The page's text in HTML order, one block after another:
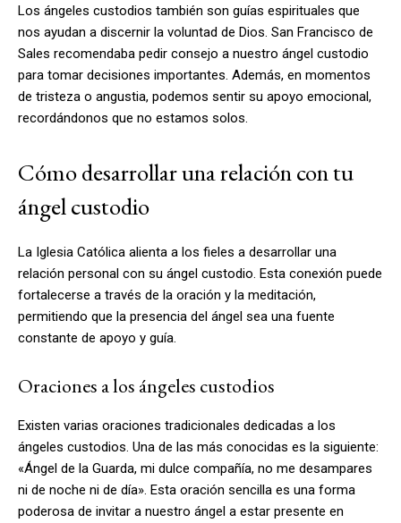
Los ángeles custodios también son guías espirituales que
nos ayudan a discernir la voluntad de Dios. San Francisco de
Sales recomendaba pedir consejo a nuestro ángel custodio
para tomar decisiones importantes. Además, en momentos
de tristeza o angustia, podemos sentir su apoyo emocional,
recordándonos que no estamos solos.
Cómo desarrollar una relación con tu
ángel custodio
La Iglesia Católica alienta a los fieles a desarrollar una
relación personal con su ángel custodio. Esta conexión puede
fortalecerse a través de la oración y la meditación,
permitiendo que la presencia del ángel sea una fuente
constante de apoyo y guía.
Oraciones a los ángeles custodios
Existen varias oraciones tradicionales dedicadas a los
ángeles custodios. Una de las más conocidas es la siguiente:
«Ángel de la Guarda, mi dulce compañía, no me desampares
ni de noche ni de día». Esta oración sencilla es una forma
poderosa de invitar a nuestro ángel a estar presente en